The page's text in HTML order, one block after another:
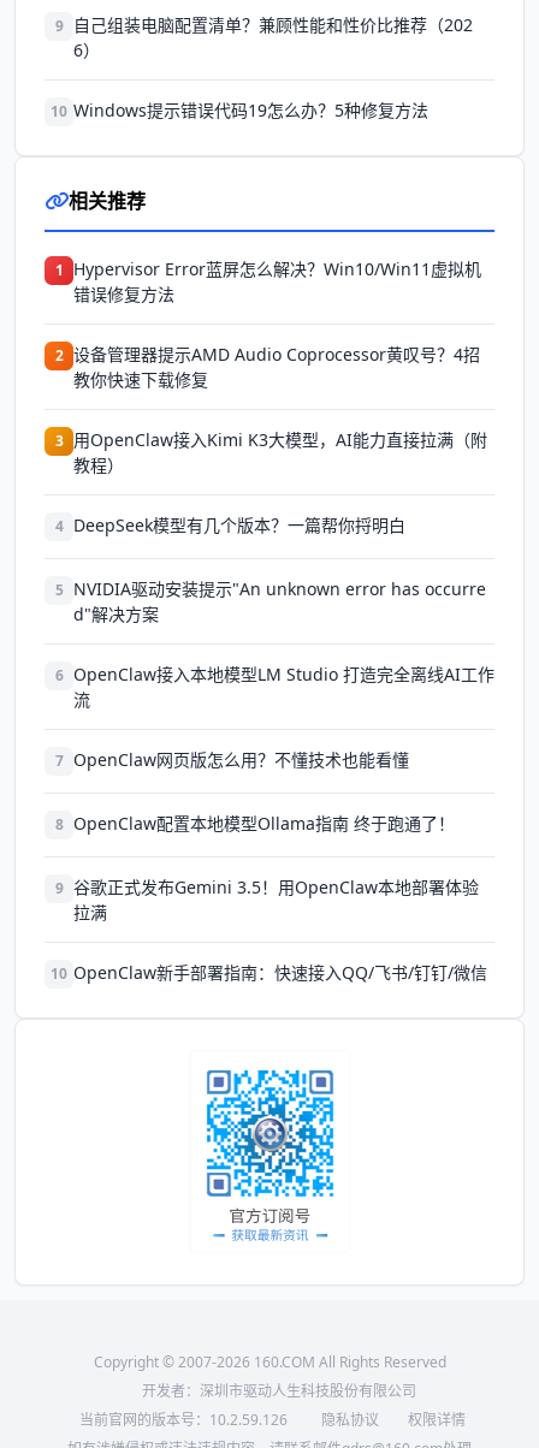
9
自己组装电脑配置清单？兼顾性能和性价比推荐（202
6）
10 Windows提示错误代码19怎么办？5种修复方法
相关推荐
1
Hypervisor Error蓝屏怎么解决？Win10/Win11虚拟机
错误修复方法
2 设备管理器提示AMD Audio Coprocessor黄叹号？4招
教你快速下载修复
3 用OpenClaw接入Kimi K3大模型，AI能力直接拉满（附
教程）
4 ‌DeepSeek模型有几个版本？一篇帮你捋明白
5 NVIDIA驱动安装提示"An unknown error has occurre
d"解决方案
6 OpenClaw接入本地模型LM Studio 打造完全离线AI工作
流
7 OpenClaw网页版怎么用？不懂技术也能看懂
8 OpenClaw配置本地模型Ollama指南 终于跑通了！
9 谷歌正式发布Gemini 3.5！用OpenClaw本地部署体验
拉满
10 OpenClaw新手部署指南：快速接入QQ/飞书/钉钉/微信
Copyright © 2007-2026 160.COM All Rights Reserved
开发者：深圳市驱动人生科技股份有限公司
当前官网的版本号： 10.2.59.126 隐私协议
权限详情